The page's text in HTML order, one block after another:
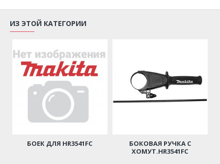
ИЗ ЭТОЙ КАТЕГОРИИ
БОЕК ДЛЯ HR3541FC
БОКОВАЯ РУЧКА С
ХОМУТ.HR3541FC